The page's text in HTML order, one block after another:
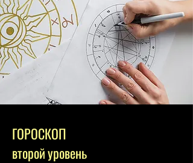
ГОРОСКОП
второй уровень